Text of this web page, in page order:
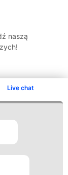
Live chat
naszą